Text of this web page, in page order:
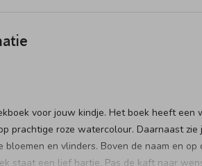
voor jouw kindje. Het boek heeft een
prachtige roze watercolour. Daarnaast zie
bloemen en vlinders. Boven de naam en op
staat een lief hartje. Pas de kaft naar